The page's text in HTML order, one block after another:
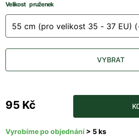
Velikost pruženek
VYBRAT
95 Kč
Vyrobíme po objednání > 5 ks